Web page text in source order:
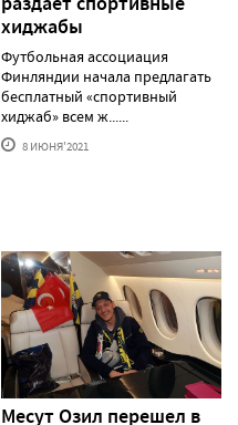
хиджабы
Футбольная ассоциация
Финляндии начала предлагать
бесплатный «спортивный
хиджаб» всем ж......
8 ИЮНЯ'2021
Месут Озил перешел в